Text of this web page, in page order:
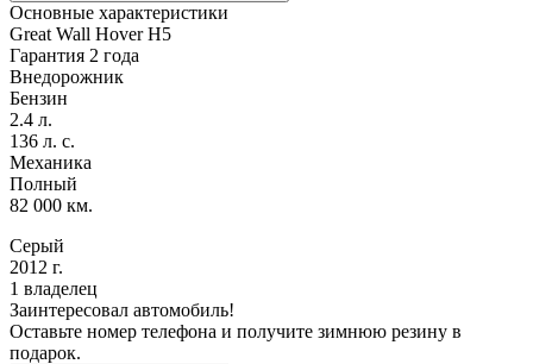
Основные характеристики
Great Wall Hover H5
Гарантия 2 года
Внедорожник
Бензин
2.4 л.
136 л. с.
Механика
Полный
82 000 км.
Серый
2012 г.
1 владелец
Заинтересовал автомобиль!
Оставьте номер телефона и получите зимнюю резину в
подарок.